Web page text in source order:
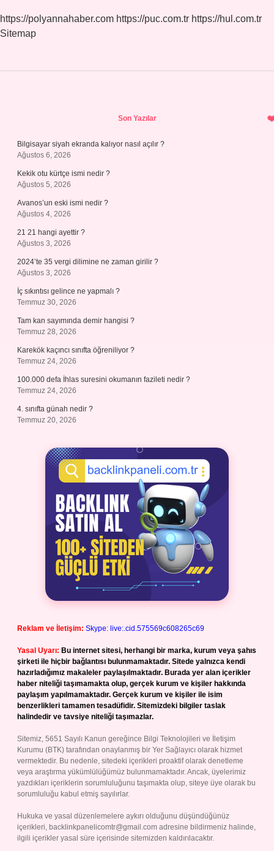
https://polyannahaber.com https://puc.com.tr https://hul.com.tr
Sitemap
Son Yazılar
Bilgisayar siyah ekranda kalıyor nasıl açılır ?
Ağustos 6, 2026
Kekik otu kürtçe ismi nedir ?
Ağustos 5, 2026
Avanos’un eski ismi nedir ?
Ağustos 4, 2026
21 21 hangi ayettir ?
Ağustos 3, 2026
2024’te 35 vergi dilimine ne zaman girilir ?
Ağustos 3, 2026
İç sıkıntısı gelince ne yapmalı ?
Temmuz 30, 2026
Tam kan sayımında demir hangisi ?
Temmuz 28, 2026
Karekök kaçıncı sınıfta öğreniliyor ?
Temmuz 24, 2026
100.000 defa İhlas suresini okumanın fazileti nedir ?
Temmuz 24, 2026
4. sınıfta günah nedir ?
Temmuz 20, 2026
Reklam ve İletişim: Skype: live:.cid.575569c608265c69
Yasal Uyarı: Bu internet sitesi, herhangi bir marka, kurum veya şahıs
şirketi ile hiçbir bağlantısı bulunmamaktadır. Sitede yalnızca kendi
hazırladığımız makaleler paylaşılmaktadır. Burada yer alan içerikler
haber niteliği taşımamakta olup, gerçek kurum ve kişiler hakkında
paylaşım yapılmamaktadır. Gerçek kurum ve kişiler ile isim
benzerlikleri tamamen tesadüfidir. Sitemizdeki bilgiler taslak
halindedir ve tavsiye niteliği taşımazlar.
Sitemiz, 5651 Sayılı Kanun gereğince Bilgi Teknolojileri ve İletişim
Kurumu (BTK) tarafından onaylanmış bir Yer Sağlayıcı olarak hizmet
vermektedir. Bu nedenle, sitedeki içerikleri proaktif olarak denetleme
veya araştırma yükümlülüğümüz bulunmamaktadır. Ancak, üyelerimiz
yazdıkları içeriklerin sorumluluğunu taşımakta olup, siteye üye olarak bu
sorumluluğu kabul etmiş sayılırlar.
Hukuka ve yasal düzenlemelere aykırı olduğunu düşündüğünüz
içerikleri, backlinkpanelicomtr@gmail.com adresine bildirmeniz halinde,
ilgili içerikler yasal süre içerisinde sitemizden kaldırılacaktır.